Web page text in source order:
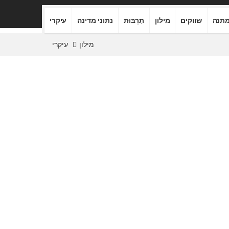
עיקרי נתוני מדינה תַרְבּוּת מילון שווקים
עיקרי מילון